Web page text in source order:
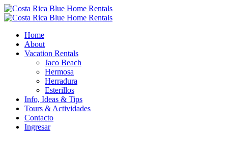
Home
About
Vacation Rentals
Jaco Beach
Hermosa
Herradura
Esterillos
Info, Ideas & Tips
Tours & Actividades
Contacto
Ingresar